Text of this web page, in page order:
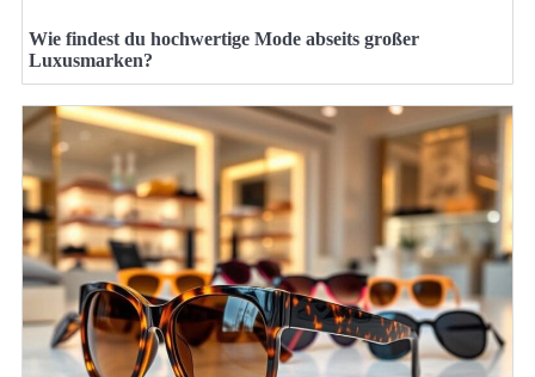
Wie findest du hochwertige Mode abseits großer
Luxusmarken?